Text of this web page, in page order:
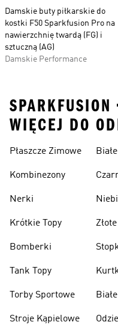
Damskie buty piłkarskie do
kostki F50 Sparkfusion Pro na
nawierzchnię twardą (FG) i
sztuczną (AG)
Damskie Performance
SPARKFUSION
WIĘCEJ DO
Płaszcze Zimowe
Kombinezony
Nerki
Krótkie Topy
Bomberki
Tank Topy
Torby Sportowe
Stroje Kąpielowe